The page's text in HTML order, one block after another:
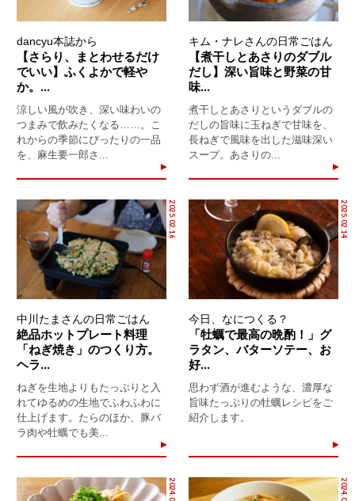
dancyu本誌から
【さらり、まとわせるだけ
でいい】ふくよかで軽や
か。...
涼しい風が吹き、深い味わいの
つまみで飲みたくなる……。こ
れからの季節にぴったりの一品
を、麻生要一郎さ...
キム・ナレさんの日常ごはん
【煮干しとあさりのダブル
だし】深い旨味と野菜の甘
味...
煮干しとあさりというダブルの
だしの旨味に玉ねぎで甘味を、
長ねぎで風味を出した滋味深い
スープ。あさりの...
2025.02.16
中川たまさんの日常ごはん
絶品ホットプレート料理
「ねぎ焼き」のつくり方。
ヘラ...
ねぎを生地よりもたっぷりと入
れてゆるめの生地でふわふわに
仕上げます。たらのほか、豚バ
ラ肉や牡蠣でも美...
2025.02.14
今日、なにつくる？
「牡蠣で最高の晩酌！」グ
ラタン、バターソテー、お
好...
思わず酒が進むような、濃厚な
旨味たっぷりの牡蠣レシピをご
紹介します。